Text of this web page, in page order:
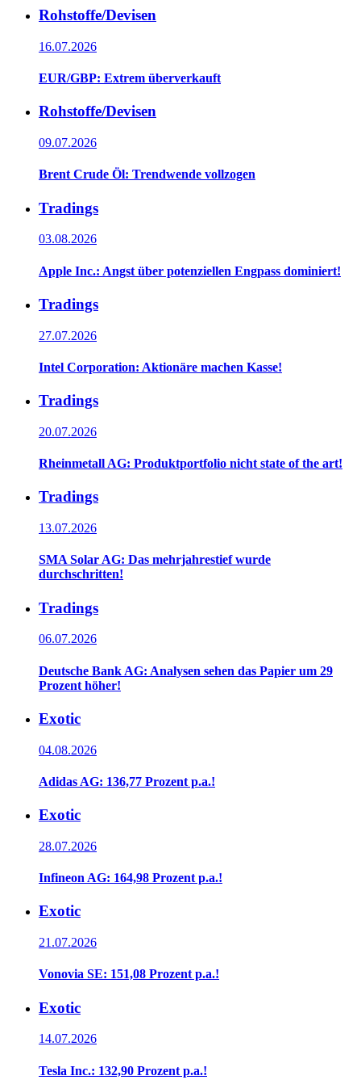
Rohstoffe/Devisen
16.07.2026
EUR/GBP: Extrem überverkauft
Rohstoffe/Devisen
09.07.2026
Brent Crude Öl: Trendwende vollzogen
Tradings
03.08.2026
Apple Inc.: Angst über potenziellen Engpass dominiert!
Tradings
27.07.2026
Intel Corporation: Aktionäre machen Kasse!
Tradings
20.07.2026
Rheinmetall AG: Produktportfolio nicht state of the art!
Tradings
13.07.2026
SMA Solar AG: Das mehrjahrestief wurde
durchschritten!
Tradings
06.07.2026
Deutsche Bank AG: Analysen sehen das Papier um 29
Prozent höher!
Exotic
04.08.2026
Adidas AG: 136,77 Prozent p.a.!
Exotic
28.07.2026
Infineon AG: 164,98 Prozent p.a.!
Exotic
21.07.2026
Vonovia SE: 151,08 Prozent p.a.!
Exotic
14.07.2026
Tesla Inc.: 132,90 Prozent p.a.!